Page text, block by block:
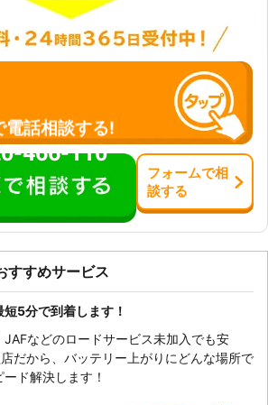
電話相談する!
466-110
フォームで相
談する
すすめサービス
5分で到着します！
JAFなどのロードサービス未加入でも安
だから、バッテリー上がりにどんな場所で
ド解決します！